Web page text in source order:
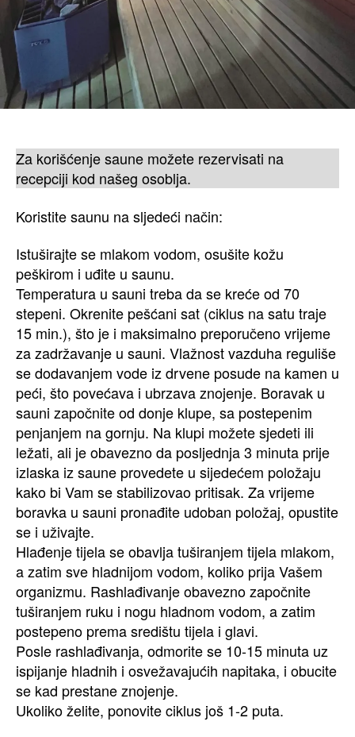
Za korišćenje saune možete rezervisati na
recepciji kod našeg osoblja.
Koristite saunu na sljedeći način:
Istuširajte se mlakom vodom, osušite kožu
peškirom i uđite u saunu.
Temperatura u sauni treba da se kreće od 70
stepeni. Okrenite pešćani sat (ciklus na satu traje
15 min.), što je i maksimalno preporučeno vrijeme
za zadržavanje u sauni. Vlažnost vazduha reguliše
se dodavanjem vode iz drvene posude na kamen u
peći, što povećava i ubrzava znojenje. Boravak u
sauni započnite od donje klupe, sa postepenim
penjanjem na gornju. Na klupi možete sjedeti ili
ležati, ali je obavezno da posljednja 3 minuta prije
izlaska iz saune provedete u sijedećem položaju
kako bi Vam se stabilizovao pritisak. Za vrijeme
boravka u sauni pronađite udoban položaj, opustite
se i uživajte.
Hlađenje tijela se obavlja tuširanjem tijela mlakom,
a zatim sve hladnijom vodom, koliko prija Vašem
organizmu. Rashlađivanje obavezno započnite
tuširanjem ruku i nogu hladnom vodom, a zatim
postepeno prema središtu tijela i glavi.
Posle rashlađivanja, odmorite se 10-15 minuta uz
ispijanje hladnih i osvežavajućih napitaka, i obucite
se kad prestane znojenje.
Ukoliko želite, ponovite ciklus još 1-2 puta.